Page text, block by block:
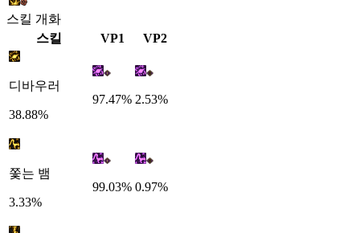
스킬 개화
스킬
VP1 VP2
디바우러
38.88%
97.47% 2.53%
쫓는 뱀
3.33%
99.03% 0.97%